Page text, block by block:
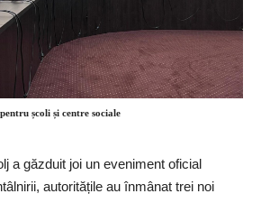
școli și centre sociale
a găzduit joi un eveniment oficial
autoritățile au înmânat trei noi